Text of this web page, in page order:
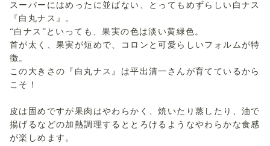
スーパーにはめったに並ばない、とってもめずらしい白ナス
『白丸ナス』。
“白ナス”といっても、果実の色は淡い黄緑色。
首が太く、果実が短めで、コロンと可愛らしいフォルムが特
徴。
この大きさの『白丸ナス』は平出清一さんが育てているから
こそ！
皮は固めですが果肉はやわらかく、焼いたり蒸したり、油で
揚げるなどの加熱調理するととろけるようなやわらかな食感
が楽しめます。